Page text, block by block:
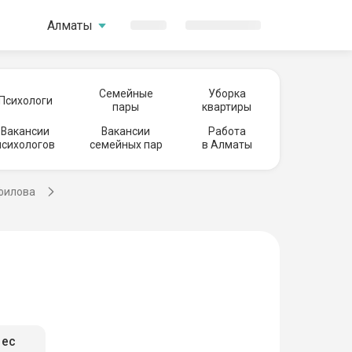
Алматы
Семейные
пары
Уборка
квартиры
Вакансии
Вакансии
семейных пар
Работа
в Алматы